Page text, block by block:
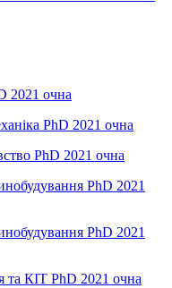
2021 очна
PhD 2021 очна
PhD 2021 очна
PhD 2021
PhD 2021
та КІТ PhD 2021 очна